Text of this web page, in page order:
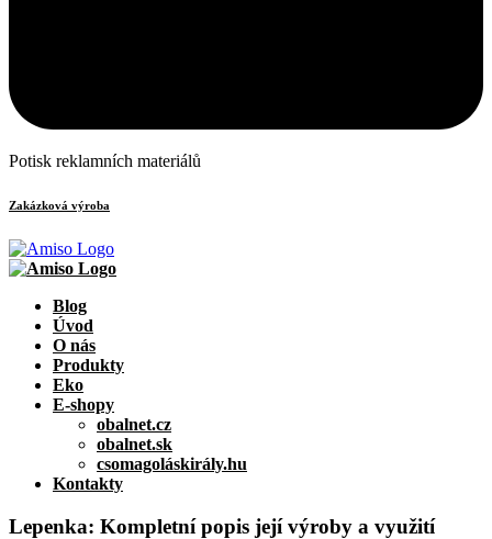
Potisk reklamních materiálů
Zakázková výroba
Blog
Úvod
O nás
Produkty
Eko
E-shopy
obalnet.cz
obalnet.sk
csomagoláskirály.hu
Kontakty
Lepenka: Kompletní popis její výroby a využití